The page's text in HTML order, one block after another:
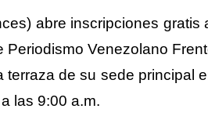
abre inscripciones gratis
Periodismo Venezolano
terraza de su sede principal
las 9:00 a.m.